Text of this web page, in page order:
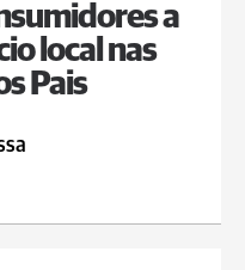
a
local nas
Pais